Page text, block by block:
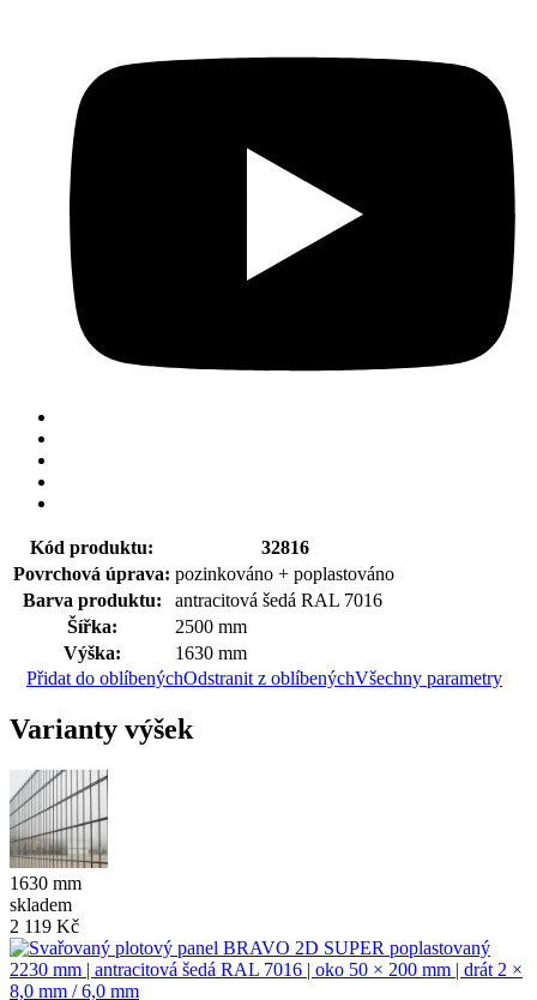
Kód produktu:
32816
Povrchová úprava: pozinkováno + poplastováno
Barva produktu:
antracitová šedá RAL 7016
Šířka:
2500 mm
Výška:
1630 mm
Přidat do oblíbenýchOdstranit z oblíbenýchVšechny parametry
Varianty výšek
1630 mm
skladem
2 119 Kč